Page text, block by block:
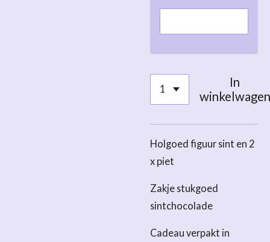
In
winkelwagen
Holgoed figuur sint en 2
x piet
Zakje stukgoed
sintchocolade
Cadeau verpakt in